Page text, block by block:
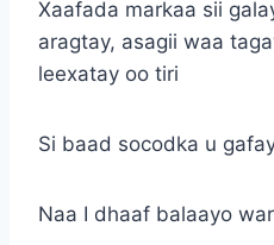
Xaafada markaa sii
aragtay, asagii waa
leexatay oo tiri
Si baad socodka u
Naa I dhaaf balaayo